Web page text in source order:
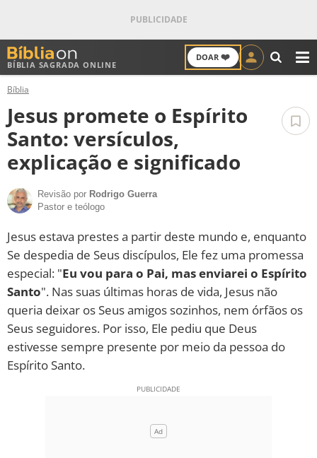
BÍBLIA SAGRADA ONLINE
DOAR ❤️
ANTIGO TESTAMENTO
NOVO TESTAMENTO
VERSÍCULOS
VERSÍCULO DO DIA
PALAVRA DO DIA
SALMO DO DIA
DEVOCIONAL DIÁRIO
10 MANDAMENTOS
Bíblia
Jesus promete o Espírito
Santo: versículos,
explicação e significado
Revisão por Rodrigo Guerra
Pastor e teólogo
Jesus estava prestes a partir deste mundo e, enquanto
Se despedia de Seus discípulos, Ele fez uma promessa
especial: "Eu vou para o Pai, mas enviarei o Espírito
Santo". Nas suas últimas horas de vida, Jesus não
queria deixar os Seus amigos sozinhos, nem órfãos os
Seus seguidores. Por isso, Ele pediu que Deus
estivesse sempre presente por meio da pessoa do
Espírito Santo.